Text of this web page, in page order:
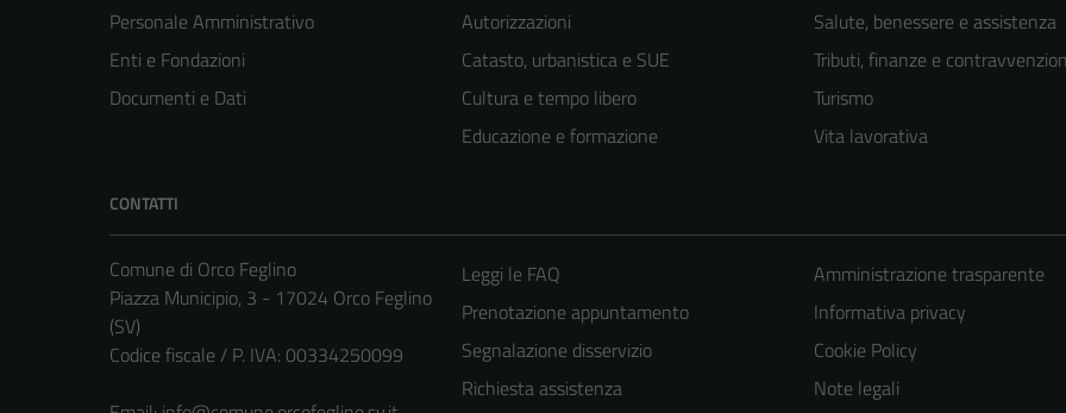
Personale Amministrativo
Enti e Fondazioni
Documenti e Dati
Autorizzazioni
Catasto, urbanistica e SUE
Cultura e tempo libero
Educazione e formazione
Salute, benessere e assistenza
Tributi, finanze e
Turismo
Vita lavorativa
CONTATTI
Comune di Orco Feglino
Piazza Municipio, 3 - 17024 Orco Feglino
(SV)
Codice fiscale / P. IVA: 00334250099
Leggi le FAQ
Prenotazione appuntamento
Segnalazione disservizio
Richiesta assistenza
Amministrazione trasparente
Informativa privacy
Cookie Policy
Note legali